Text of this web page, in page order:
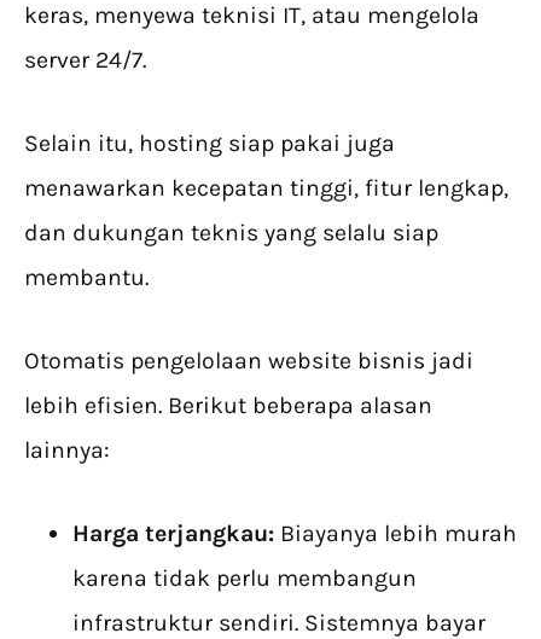
keras, menyewa teknisi IT, atau mengelola
server 24/7.
Selain itu, hosting siap pakai juga
menawarkan kecepatan tinggi, fitur lengkap,
dan dukungan teknis yang selalu siap
membantu.
Otomatis pengelolaan website bisnis jadi
lebih efisien. Berikut beberapa alasan
lainnya:
Harga terjangkau: Biayanya lebih murah
karena tidak perlu membangun
infrastruktur sendiri. Sistemnya bayar